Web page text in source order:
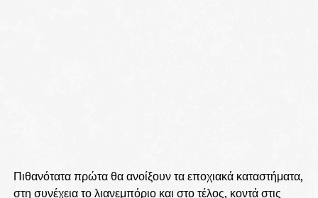
Πιθανότατα πρώτα θα ανοίξουν τα εποχιακά καταστήματα,
στη συνέχεια το λιανεμπόριο και στο τέλος, κοντά στις